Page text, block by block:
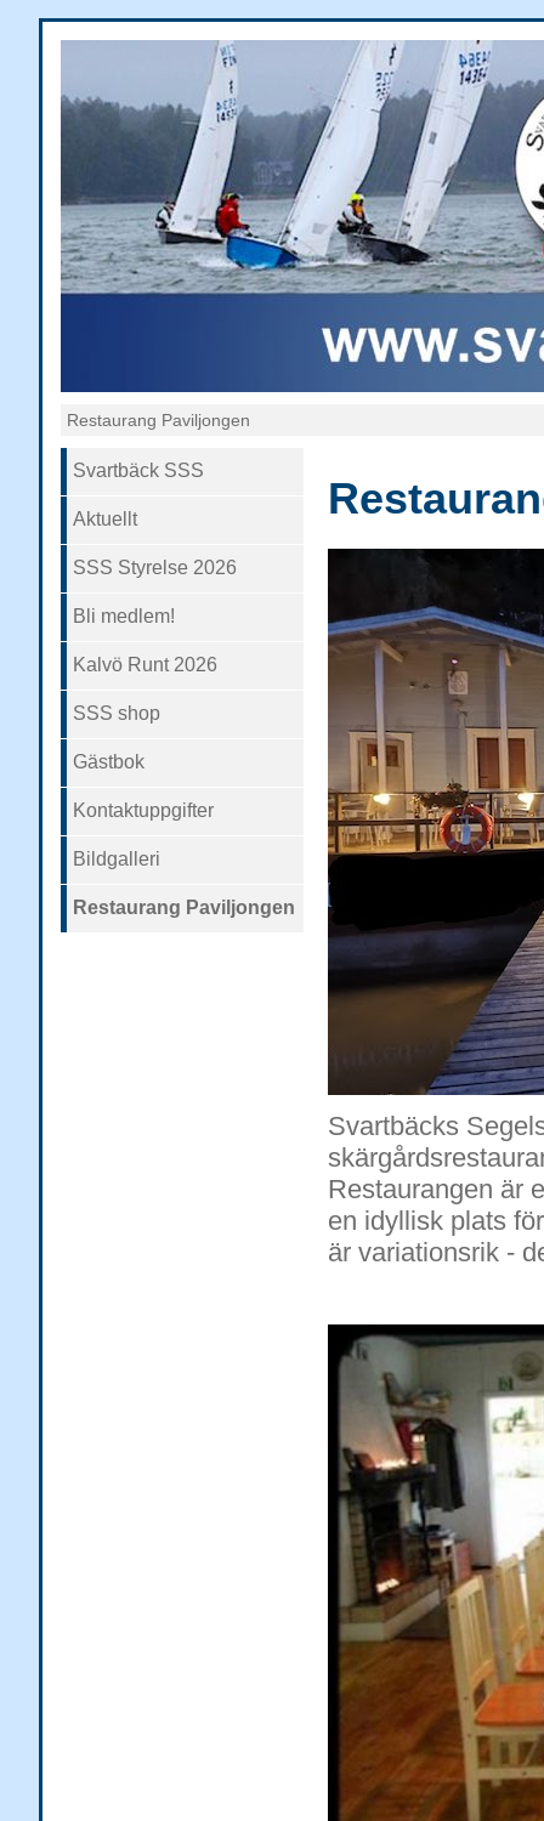
Restaurang Paviljongen
Svartbäck SSS
Aktuellt
SSS Styrelse 2026
Bli medlem!
Kalvö Runt 2026
SSS shop
Gästbok
Kontaktuppgifter
Bildgalleri
Restaurang Paviljongen
Svartbäcks
Restaurangen är
en idyllisk plats
är variationsrik -